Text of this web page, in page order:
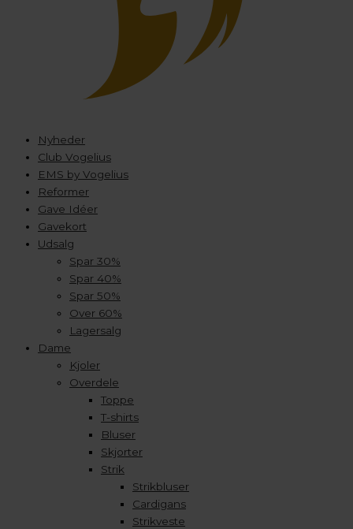
Nyheder
Club Vogelius
EMS by Vogelius
Reformer
Gave Idéer
Gavekort
Udsalg
Spar 30%
Spar 40%
Spar 50%
Over 60%
Lagersalg
Dame
Kjoler
Overdele
Toppe
T-shirts
Bluser
Skjorter
Strik
Strikbluser
Cardigans
Strikveste